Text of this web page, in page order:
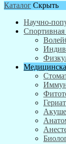
Каталог Скрыть
Научно-
Спортивная